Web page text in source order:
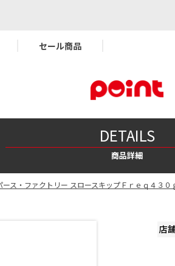
セール商品
DETAILS
商品詳細
ース・ファクトリー スロースキップＦｒｅｑ４３０